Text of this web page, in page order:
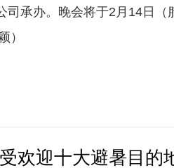
司承办。晚会将于2月14日
）
欢迎十大避暑目的